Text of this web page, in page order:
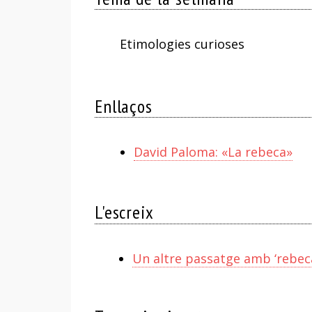
Etimologies curioses
Enllaços
David Paloma: «La rebeca»
L'escreix
Un altre passatge amb